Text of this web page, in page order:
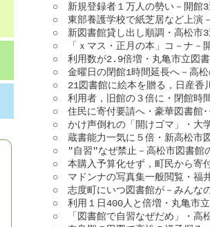
○　新規登録者１万人の勢い－開館
○　東部養護学校で紙芝居など上演
○　新図書館貸し出し順調・高松市
○　「ｘマス・正月の本」コ－ナ－
○　利用数が2.9倍増・丸亀市立図
○　金曜日の閉館1時間延長へ－高
○　21図書館に絵本を贈る，日産香
○　利用者，旧館の３倍に・閉館時
○　住民に寄付要請へ・豪華図書館
○　かけ声倒れの「開けゴマ」・大
○　蔵書能力一気に５倍・新高松市
○　"自習"なぜ禁止－高松市図書館
○　本購入予算化せず，町民から寄
○　マドンナの写真集一般閲覧・福
○　志度町にいつ図書館が－みんな
○　利用１日400人と倍増・丸亀市
○　「図書館で自習なぜだめ」・高